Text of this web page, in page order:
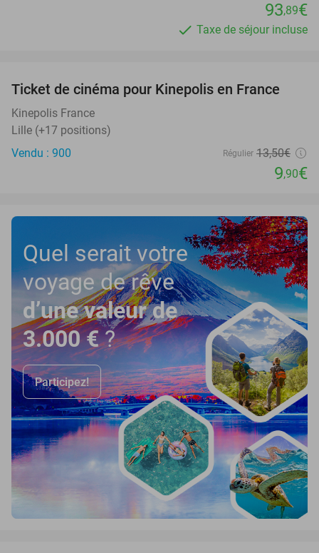
93,89€
Taxe de séjour incluse
27%
OUT
Ticket de cinéma pour Kinepolis en France
Kinepolis France
Lille (+17 positions)
Vendu : 900
Régulier 13,50€
9,90€
Quel serait votre
voyage de rêve
d’une valeur de
3.000 €?
Participez!